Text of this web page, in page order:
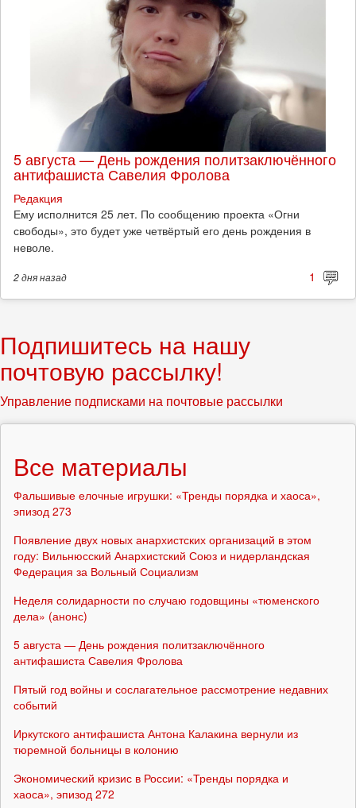
5 августа — День рождения политзаключённого
антифашиста Савелия Фролова
Редакция
Ему исполнится 25 лет. По сообщению проекта «Огни
свободы», это будет уже четвёртый его день рождения в
неволе.
2 дняназад 1
Подпишитесь на нашу
почтовую рассылку!
Управление подписками на почтовые рассылки
Все материалы
Фальшивые елочные игрушки: «Тренды порядка и хаоса»,
эпизод 273
Появление двух новых анархистских организаций в этом
году: Вильнюсский Анархистский Союз и нидерландская
Федерация за Вольный Социализм
Неделя солидарности по случаю годовщины «тюменского
дела» (анонс)
5 августа — День рождения политзаключённого
антифашиста Савелия Фролова
Пятый год войны и сослагательное рассмотрение недавних
событий
Иркутского антифашиста Антона Калакина вернули из
тюремной больницы в колонию
Экономический кризис в России: «Тренды порядка и
хаоса», эпизод 272